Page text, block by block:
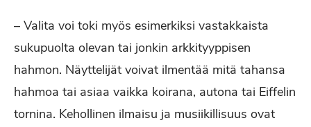
– Valita voi toki myös esimerkiksi vastakkaista
sukupuolta olevan tai jonkin arkkityyppisen
hahmon. Näyttelijät voivat ilmentää mitä tahansa
hahmoa tai asiaa vaikka koirana, autona tai Eiffelin
tornina. Kehollinen ilmaisu ja musiikillisuus ovat